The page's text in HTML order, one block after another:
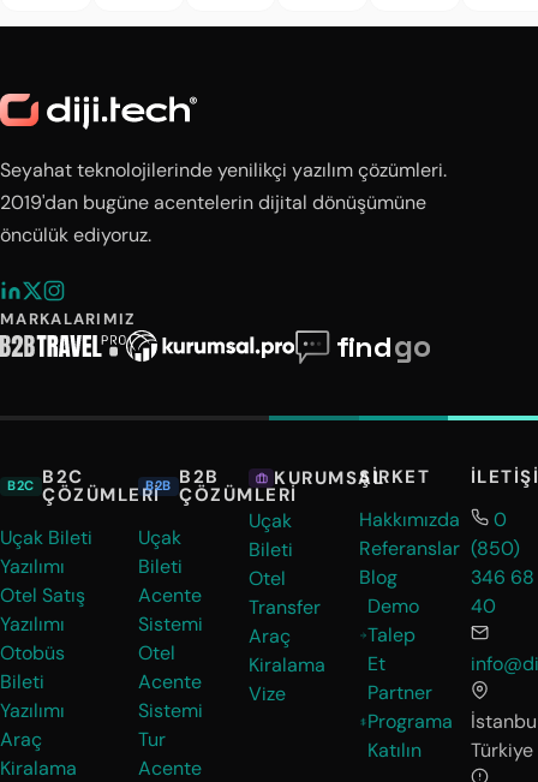
Seyahat teknolojilerinde yenilikçi yazılım çözümleri.
2019'dan bugüne acentelerin dijital dönüşümüne
öncülük ediyoruz.
MARKALARIMIZ
B2C B2C
ÇÖZÜMLERI
Uçak Bileti
Yazılımı
Otel Satış
Yazılımı
Otobüs
Bileti
Yazılımı
Araç
Kiralama
B2B B2B
ÇÖZÜMLERI
Uçak
Bileti
Acente
Sistemi
Otel
Acente
Sistemi
Tur
Acente
KURUMSAL
Uçak
Bileti
Otel
Transfer
Araç
Kiralama
Vize
ŞIRKET
Hakkımızda
Referanslar
Blog
Demo
Talep
Et
Partner
Programa
Katılın
0
(850)
346 68
40
Türkiye